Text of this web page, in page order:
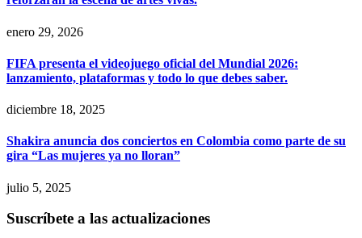
enero 29, 2026
FIFA presenta el videojuego oficial del Mundial 2026:
lanzamiento, plataformas y todo lo que debes saber.
diciembre 18, 2025
Shakira anuncia dos conciertos en Colombia como parte de su
gira “Las mujeres ya no lloran”
julio 5, 2025
Suscríbete a las actualizaciones